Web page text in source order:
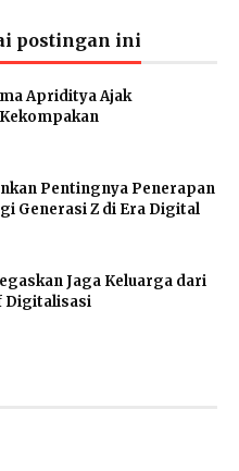
postingan ini
Apriditya Ajak
Pentingnya Penerapan
Generasi Z di Era Digital
Jaga Keluarga dari
Digitalisasi